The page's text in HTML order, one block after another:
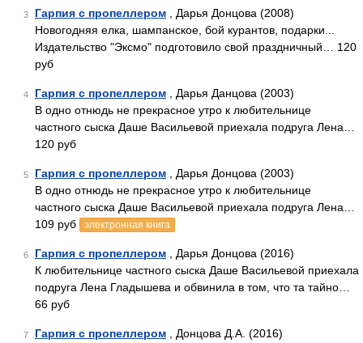
3 Гарпия с пропеллером , Дарья Донцова (2008)
Новогодняя елка, шампанское, бой курантов, подарки...
Издательство "Эксмо" подготовило свой праздничный… 120
руб
4 Гарпия с пропеллером , Дарья Данцова (2003)
В одно отнюдь не прекрасное утро к любительнице
частного сыска Даше Васильевой приехала подруга Лена…
120 руб
5 Гарпия с пропеллером , Дарья Донцова (2003)
В одно отнюдь не прекрасное утро к любительнице
частного сыска Даше Васильевой приехала подруга Лена…
109 руб
электронная книга
6 Гарпия с пропеллером , Дарья Донцова (2016)
К любительнице частного сыска Даше Васильевой приехала
подруга Лена Гладышева и обвинила в том, что та тайно…
66 руб
7 Гарпия с пропеллером , Донцова Д.А. (2016)